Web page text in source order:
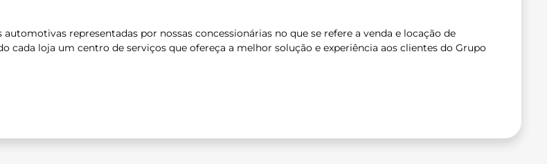
2009
representadas por nossas concessionárias no que se refere a venda e locação de
cada loja um centro de serviços que ofereça a melhor solução e experiência aos clientes do Grupo